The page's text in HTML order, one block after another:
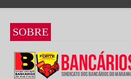
SOBRE